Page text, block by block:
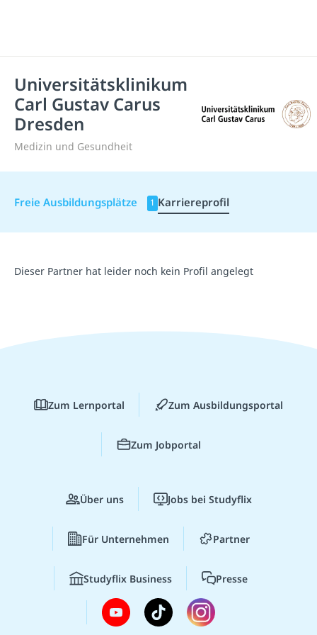
Universitätsklinikum
Carl Gustav Carus
Dresden
Medizin und Gesundheit
Freie Ausbildungsplätze 1 Karriereprofil
Dieser Partner hat leider noch kein Profil angelegt
Zum Lernportal Zum Ausbildungsportal
Zum Jobportal
Über uns Jobs bei Studyflix
Für Unternehmen Partner
Studyflix Business Presse